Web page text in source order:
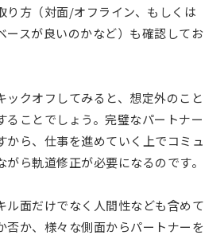
り方（対面/オフライン、もしくは
ースが良いのかなど）も確認してお
ックオフしてみると、想定外のこと
ることでしょう。完璧なパートナー
から、仕事を進めていく上でコミュ
ら軌道修正が必要になるのです。
ル面だけでなく人間性なども含めて
否か、様々な側面からパートナーを